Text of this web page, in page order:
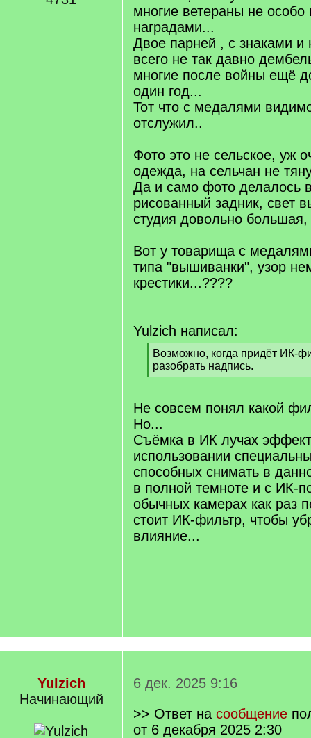
многие ветераны не особо
наградами...
Двое парней , с знаками и
всего не так давно
многие после войны ещё
один год...
Тот что с медалями
отслужил..
Фото это не сельское, уж
одежда, на сельчан не
Да и само фото делалось
рисованный задник, свет
студия довольно
Вот у товарища с
типа "вышиванки", узор
крестики...????
Yulzich написал:
[
q
]
Возможно, когда придёт ИК-
разобрать надпись.
[
q
Не совсем понял какой
Но...
Съёмка в ИК лучах
использовании
способных снимать в
в полной темноте и с ИК-
обычных камерах как раз
стоит ИК-фильтр, чтобы
влияние...
Yulzich
Начинающий
6 дек. 2025 9:16
>> Ответ на сообщение
от 6 декабря 2025 2:30